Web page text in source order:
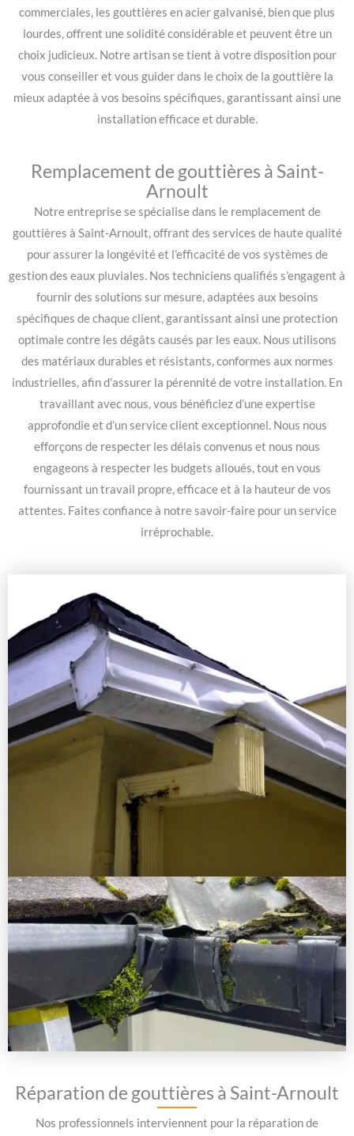
commerciales, les gouttières en acier galvanisé, bien que plus
lourdes, offrent une solidité considérable et peuvent être un
choix judicieux. Notre artisan se tient à votre disposition pour
vous conseiller et vous guider dans le choix de la gouttière la
mieux adaptée à vos besoins spécifiques, garantissant ainsi une
installation efficace et durable.
Remplacement de gouttières à Saint-
Arnoult
Notre entreprise se spécialise dans le remplacement de
gouttières à Saint-Arnoult, offrant des services de haute qualité
pour assurer la longévité et l’efficacité de vos systèmes de
gestion des eaux pluviales. Nos techniciens qualifiés s’engagent à
fournir des solutions sur mesure, adaptées aux besoins
spécifiques de chaque client, garantissant ainsi une protection
optimale contre les dégâts causés par les eaux. Nous utilisons
des matériaux durables et résistants, conformes aux normes
industrielles, afin d’assurer la pérennité de votre installation. En
travaillant avec nous, vous bénéficiez d’une expertise
approfondie et d’un service client exceptionnel. Nous nous
efforçons de respecter les délais convenus et nous nous
engageons à respecter les budgets alloués, tout en vous
fournissant un travail propre, efficace et à la hauteur de vos
attentes. Faites confiance à notre savoir-faire pour un service
irréprochable.
Réparation de gouttières à Saint-Arnoult
Nos professionnels interviennent pour la réparation de